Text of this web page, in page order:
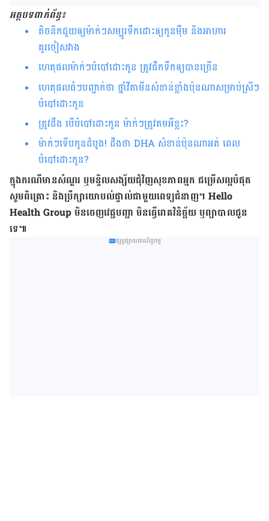
អត្ថបទពាក់ព័ន្ធ៖
តិចនិកជួយឲ្យម៉ាក់ៗសម្បូរទឹកដោះឲ្យកូនម៉ឹម និងអាហារ
គួរចៀសវាង
ហេតុផលម៉ាក់ៗបំបៅដោះកូន ត្រូវផឹកទឹកឲ្យបានច្រើន
ហេតុផលធំៗបញ្ជាក់ថា ថ្នាំវីតាមីនសំខាន់ខ្លាំងប៉ុនណាសម្រាប់ស្រីៗ
បំបៅដោះកូន
ត្រូវ​ដឹង បើ​បំបៅ​ដោះ​កូន ម៉ាក់ៗ​ត្រូវ​តម​អីខ្លះ?
ម៉ាក់ៗទើបកូនដំបូង! ដឹងថា DHA សំខាន់ប៉ុនណាអត់ ពេល
បំបៅដោះកូន?
ក្នុង​ករណី​មាន​សំណួរ ឬ​មន្ទិលសង្ស័យ​ជុំវិញ​សុខភាព​អ្នក ជម្រើស​ល្អ​បំផុត
សូម​ពិគ្រោះ និង​ប្រឹក្សា​យោបល់​ផ្ទាល់​ជាមួយ​ពេទ្យ​ជំនាញ។ Hello
Health Group មិន​ចេញ​វេជ្ជបញ្ជា មិន​ធ្វើ​រោគវិនិច្ឆ័យ ឬ​ព្យាបាល​ជូន​
ទេ៕
ផ្សព្វផ្សាយពាណិជ្ជកម្ម